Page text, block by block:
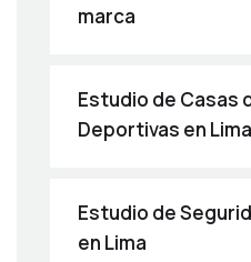
marca
Estudio de Casas
Deportivas en Lima
Estudio de
en Lima